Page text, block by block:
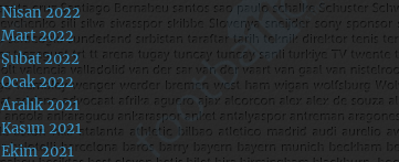
Nisan 2022
Mart 2022
Şubat 2022
Ocak 2022
Aralık 2021
Kasım 2021
Ekim 2021